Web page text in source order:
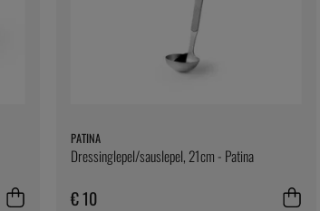
PATINA
Dressinglepel/sauslepel, 21cm - Patina
€ 10